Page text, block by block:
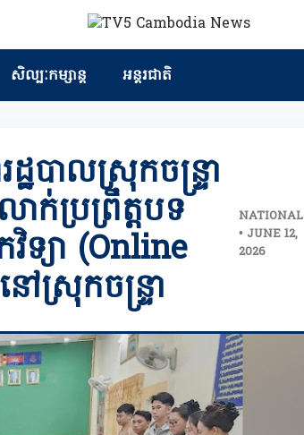
សិល្បៈកម្សាន្ត អន្តរជាតិ
ឋបាលស្រុកចន្ទ្រា
ក់ប្រព្រឹត្តបទ
វិទ្យា (Online
ស្រុកចន្ទ្រា
NATIONAL
• JUNE 12,
2026